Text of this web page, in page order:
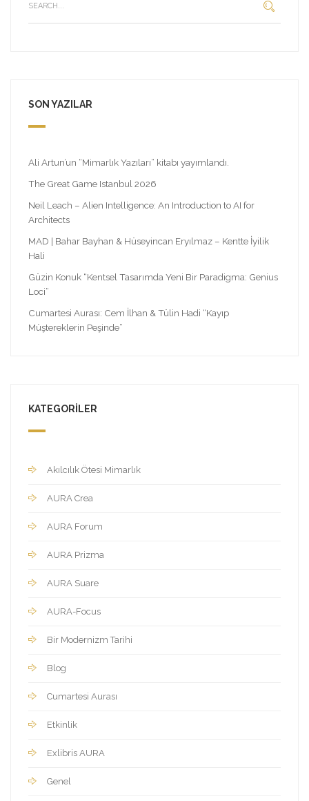
SON YAZILAR
Ali Artun’un “Mimarlık Yazıları” kitabı yayımlandı.
The Great Game Istanbul 2026
Neil Leach – Alien Intelligence: An Introduction to AI for
Architects
MAD | Bahar Bayhan & Hüseyincan Eryılmaz – Kentte İyilik
Hali
Güzin Konuk “Kentsel Tasarımda Yeni Bir Paradigma: Genius
Loci”
Cumartesi Aurası: Cem İlhan & Tülin Hadi “Kayıp
Müştereklerin Peşinde”
KATEGORILER
Akılcılık Ötesi Mimarlık
AURA Crea
AURA Forum
AURA Prizma
AURA Suare
AURA-Focus
Bir Modernizm Tarihi
Blog
Cumartesi Aurası
Etkinlik
Exlibris AURA
Genel